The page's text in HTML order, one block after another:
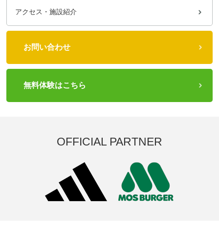
アクセス・施設紹介
お問い合わせ
無料体験はこちら
OFFICIAL PARTNER